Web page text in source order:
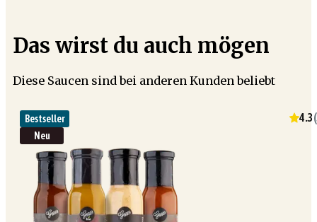
Das wirst du auch mögen
Diese Saucen sind bei anderen Kunden beliebt
Bestseller
Neu
4.3(